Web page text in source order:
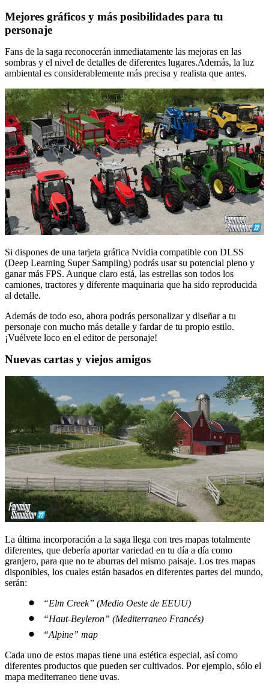
Mejores gráficos y más posibilidades para tu
personaje
Fans de la saga reconocerán inmediatamente las mejoras en las
sombras y el nivel de detalles de diferentes lugares.Además, la luz
ambiental es considerablemente más precisa y realista que antes.
Si dispones de una tarjeta gráfica Nvidia compatible con DLSS
(Deep Learning Super Sampling) podrás usar su potencial pleno y
ganar más FPS. Aunque claro está, las estrellas son todos los
camiones, tractores y diferente maquinaria que ha sido reproducida
al detalle.
Además de todo eso, ahora podrás personalizar y diseñar a tu
personaje con mucho más detalle y fardar de tu propio estilo.
¡Vuélvete loco en el editor de personaje!
Nuevas cartas y viejos amigos
La última incorporación a la saga llega con tres mapas totalmente
diferentes, que debería aportar variedad en tu día a día como
granjero, para que no te aburras del mismo paisaje. Los tres mapas
disponibles, los cuales están basados en diferentes partes del mundo,
serán:
“Elm Creek” (Medio Oeste de EEUU)
“Haut-Beyleron” (Mediterraneo Francés)
“Alpine” map
Cada uno de estos mapas tiene una estética especial, así como
diferentes productos que pueden ser cultivados. Por ejemplo, sólo el
mapa mediterraneo tiene uvas.